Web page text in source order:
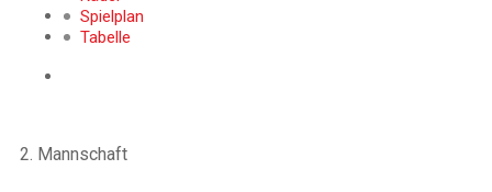
Spielplan
Tabelle
2. Mannschaft